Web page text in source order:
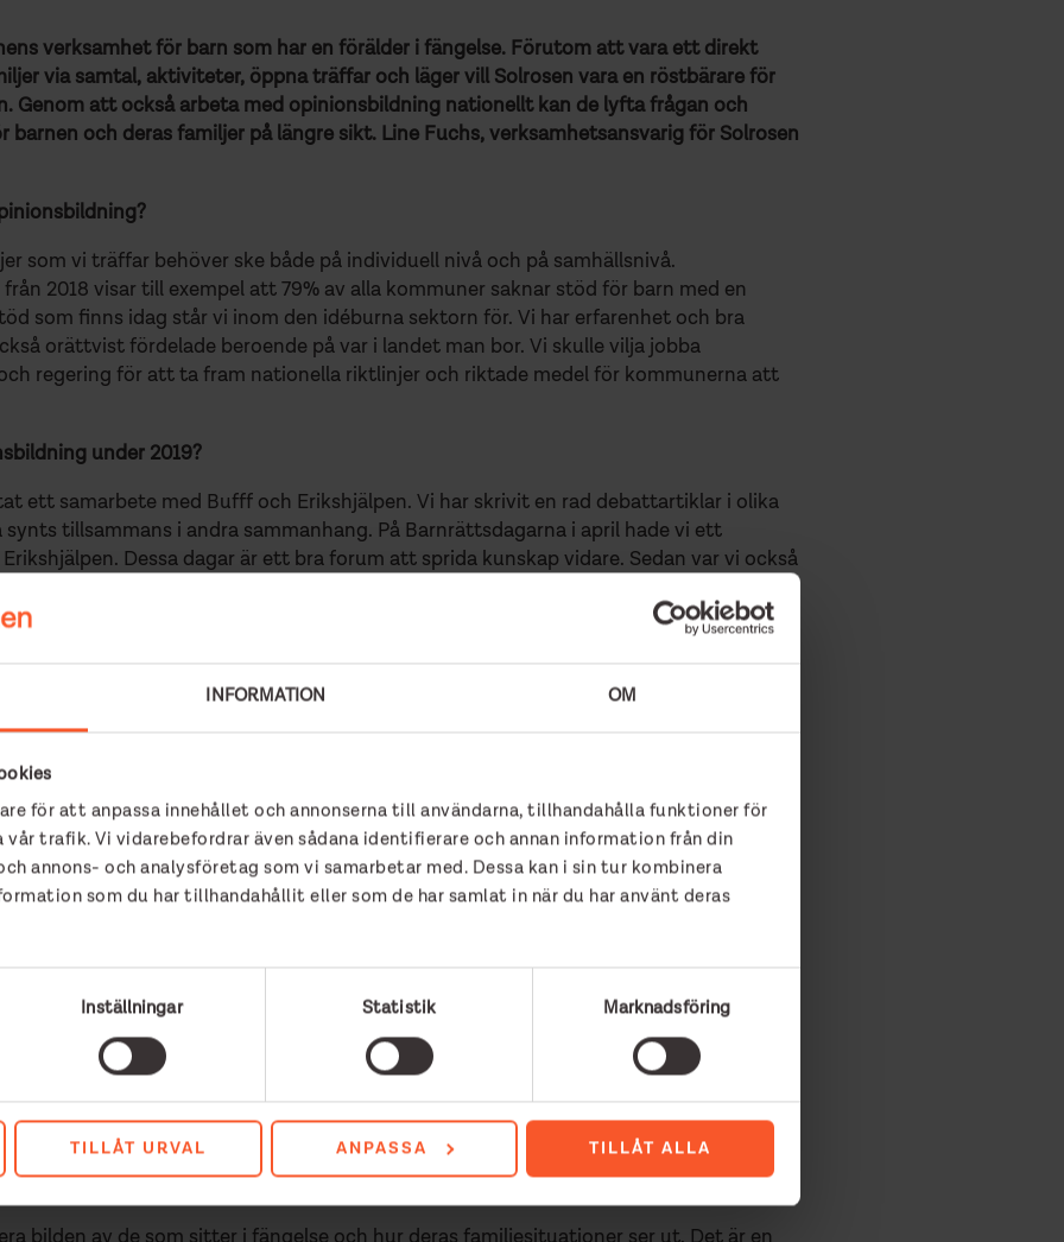
INFORMATION OM
för att anpassa innehållet och annonserna till användarna, tillhandahålla funktioner för
vår trafik. Vi vidarebefordrar även sådana identifierare och annan information från din
annons- och analysföretag som vi samarbetar med. Dessa kan i sin tur kombinera
som du har tillhandahållit eller som de har samlat in när du har använt deras
Inställningar Statistik Marknadsföring
TILLÅT URVAL ANPASSA TILLÅT ALLA
verksamhet för barn som har en förälder i fängelse. Förutom att vara ett direkt
via samtal, aktiviteter, öppna träffar och läger vill Solrosen vara en röstbärare för
Genom att också arbeta med opinionsbildning nationellt kan de lyfta frågan och
och deras familjer på längre sikt. Line Fuchs, verksamhetsansvarig för Solrosen
som vi träffar behöver ske både på individuell nivå och på samhällsnivå.
2018 visar till exempel att 79% av alla kommuner saknar stöd för barn med en
som finns idag står vi inom den idéburna sektorn för. Vi har erfarenhet och bra
orättvist fördelade beroende på var i landet man bor. Vi skulle vilja jobba
regering för att ta fram nationella riktlinjer och riktade medel för kommunerna att
under 2019?
ett samarbete med Bufff och Erikshjälpen. Vi har skrivit en rad debattartiklar i olika
tillsammans i andra sammanhang. På Barnrättsdagarna i april hade vi ett
Dessa dagar är ett bra forum att sprida kunskap vidare. Sedan var vi också
Där medverkade också Barnombudsmannen, SKL och Socialstyrelsen.
med andra organisationer?
tydligare tillsammans.
som vi just påbörjat. Men vi fick träffa jämställdhetsminister Åsa Lindhagen i
med henne under hösten. Där framkom det tydligt att ansvarsfördelningen för våra
departement: socialdepartementet, arbetsmarknadsdepartementet och
”Malou efter tio”. Hur var det?
Jag tror att det är en konsekvens av att vi jobbar tillsammans med de andra
sätt att synas. Det märker vi både bland våra målgrupper och myndigheter.
bilden av de som sitter i fängelse och hur deras familjesituationer ser ut. Det är en